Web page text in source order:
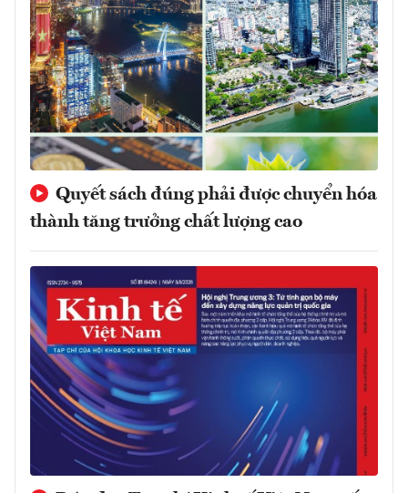
Quyết sách đúng phải được chuyển hóa
thành tăng trưởng chất lượng cao